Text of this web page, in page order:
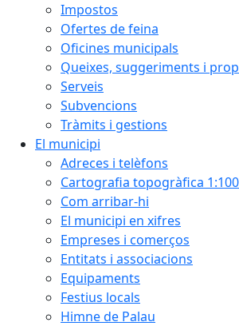
Impostos
Ofertes de feina
Oficines municipals
Queixes, suggeriments i
Serveis
Subvencions
Tràmits i gestions
El municipi
Adreces i telèfons
Cartografia topogràfica
Com arribar-hi
El municipi en xifres
Empreses i comerços
Entitats i associacions
Equipaments
Festius locals
Himne de Palau